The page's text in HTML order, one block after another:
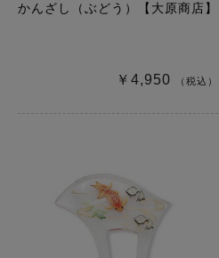
かんざし（ぶどう）【大原商店】
￥4,950 （税込）